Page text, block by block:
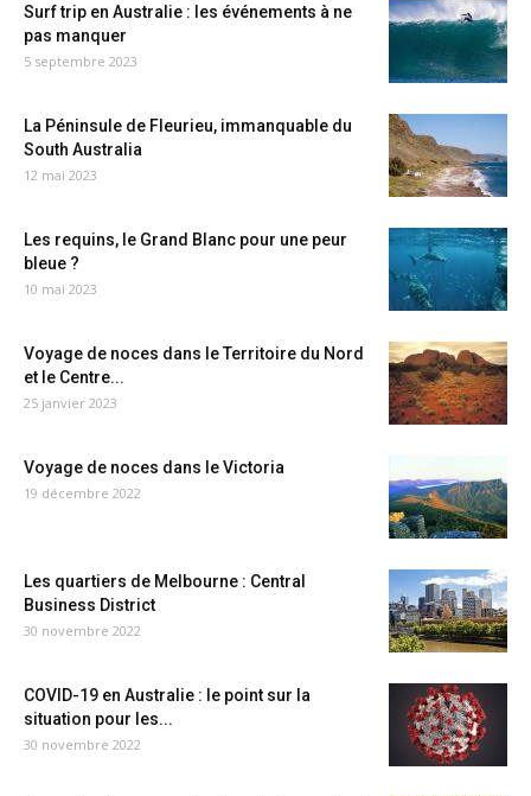
Surf trip en Australie : les événements à ne
pas manquer
5 septembre 2023
La Péninsule de Fleurieu, immanquable du
South Australia
12 mai 2023
Les requins, le Grand Blanc pour une peur
bleue ?
10 mai 2023
Voyage de noces dans le Territoire du Nord
et le Centre...
25 janvier 2023
Voyage de noces dans le Victoria
19 décembre 2022
Les quartiers de Melbourne : Central
Business District
30 novembre 2022
COVID-19 en Australie : le point sur la
situation pour les...
30 novembre 2022